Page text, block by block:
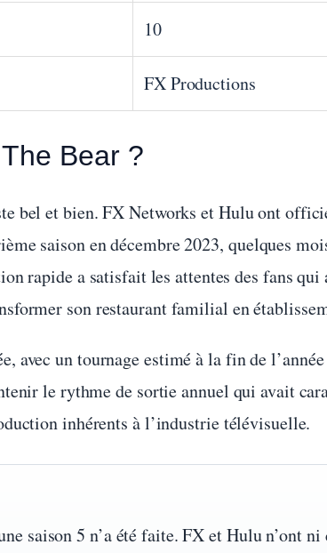
10
FX Productions
Bear ?
bel et bien. FX Networks et Hulu ont
saison en décembre 2023, quelques
rapide a satisfait les attentes des fans
son restaurant familial en
avec un tournage estimé à la fin de
le rythme de sortie annuel qui avait
inhérents à l’industrie télévisuelle.
saison 5 n’a été faite. FX et Hulu n’ont